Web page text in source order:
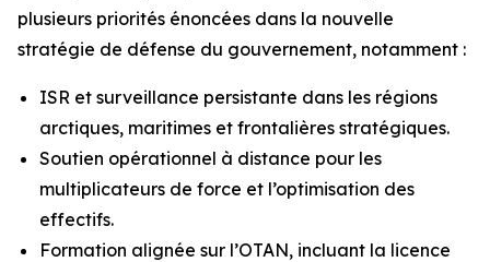
plusieurs priorités énoncées dans la nouvelle
stratégie de défense du gouvernement, notamment :
ISR et surveillance persistante dans les régions
arctiques, maritimes et frontalières stratégiques.
Soutien opérationnel à distance pour les
multiplicateurs de force et l’optimisation des
effectifs.
Formation alignée sur l’OTAN, incluant la licence